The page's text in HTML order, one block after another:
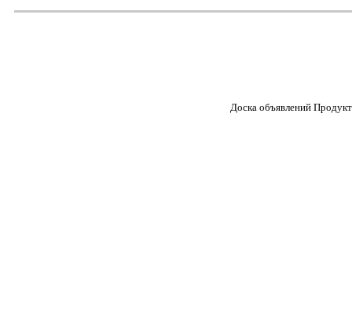
Доска объявлений